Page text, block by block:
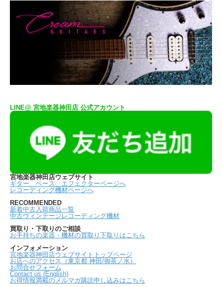
LINE@ 宮地楽器神田店 公式アカウント
宮地楽器神田店ウェブサイト
ギター、ベース、エフェクターページへ
レコーディング機材ページへ
RECOMMENDED
新着中古入荷商品一覧
中古ヴィンテージレコーディング機材
買取り・下取りのご相談
お手持ちの楽器・機材の買取り下取りはこちら
インフォメーション
宮地楽器神田店ウェブサイトトップページ
お店へのアクセス（東京都 神田/御茶ノ水）
お問合せフォーム
Contact us (English)
お得情報満載のメルマガ購読申し込みはこちら